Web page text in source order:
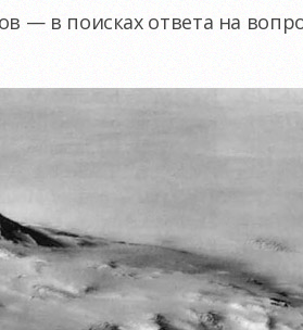
— в поисках ответа на